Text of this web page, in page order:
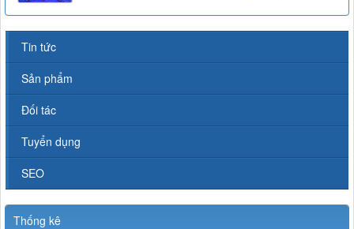
Tin tức
Sản phẩm
Đối tác
Tuyển dụng
SEO
Thống kê